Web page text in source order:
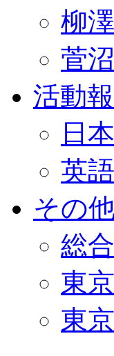
柳
菅
活動
日
英語
その
総
東
東